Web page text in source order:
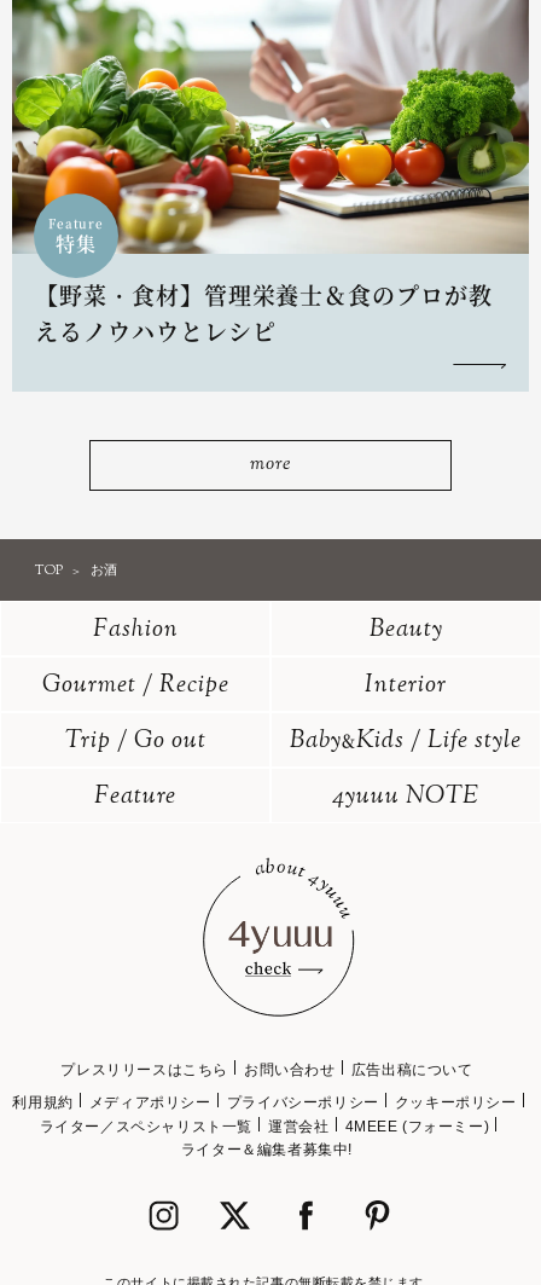
Feature
特集
【野菜・食材】管理栄養士＆食のプロが教
えるノウハウとレシピ
more
TOP お酒
Fashion
Beauty
Gourmet / Recipe
Interior
Trip / Go out
Baby&Kids / Life style
Feature
4yuuu NOTE
プレスリリースはこちら お問い合わせ
広告出稿について
利用規約
メディアポリシー プライバシーポリシー
クッキーポリシー
ライター／スペシャリスト一覧
運営会社
4MEEE (フォーミー)
ライター＆編集者募集中!